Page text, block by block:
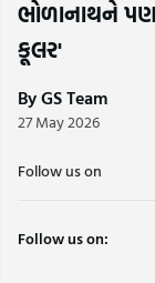
ભોળાનાથને પણ
કૂલર'
By GS Team
27 May 2026
Follow us on
Follow us on: